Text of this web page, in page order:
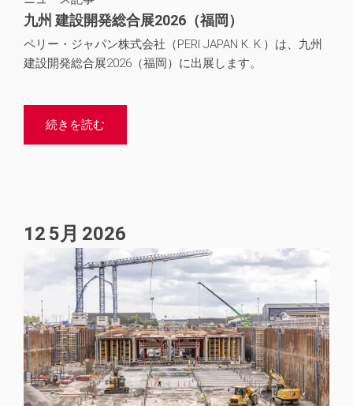
九州 建設開発総合展2026（福岡）
ペリー・ジャパン株式会社（PERI JAPAN K. K.）は、九州
建設開発総合展2026（福岡）に出展します。
続きを読む
12 5月 2026